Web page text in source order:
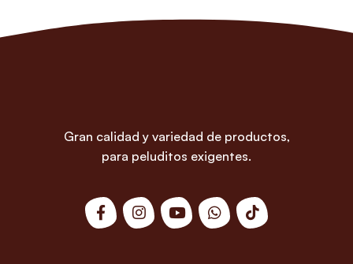
Gran calidad y variedad de productos,
para peluditos exigentes.